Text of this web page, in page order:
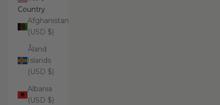
Country
Afghanistan
(USD $)
Åland
Islands
(USD $)
Albania
(USD $)